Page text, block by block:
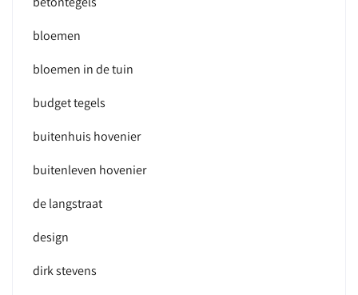
bloemen
bloemen in de tuin
budget tegels
buitenhuis hovenier
buitenleven hovenier
de langstraat
design
dirk stevens